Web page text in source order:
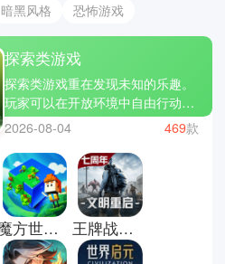
暗黑风格 恐怖游戏
探索类游戏
探索类游戏重在发现未知的乐趣。
玩家可以在开放环境中自由行动，
寻找隐藏线索与故事碎片。没有过
多限制，更多是引导与提示，让人
逐步拼凑世界全貌。过程中既有安
静的观察，也有偶然的惊喜。适合
喜欢慢节奏与沉浸体验的人细细体
会。这里有些探索类游戏推荐；闪
耀小镇派对，石器时代生存和光合
战队。
2026-08-04 469款
魔方世界游戏手机版 王牌战争国际服